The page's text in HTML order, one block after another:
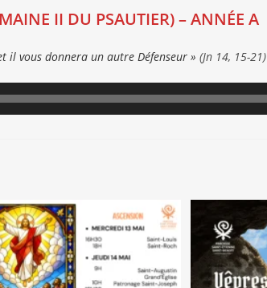
II DU PSAUTIER) – ANNÉE A
il vous donnera un autre Défenseur » (Jn 14, 15-21)